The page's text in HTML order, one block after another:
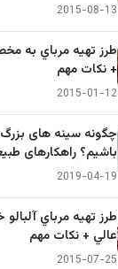
2015-08-13
طرز تهيه مرباي به
+ نكات مهم
2015-01-12
چگونه سینه های
باشیم؟ راهکارهای
برای بزرگ کردن سینه
2019-04-19
طرز تهيه مرباي
عالي + نكات مهم
2015-07-25